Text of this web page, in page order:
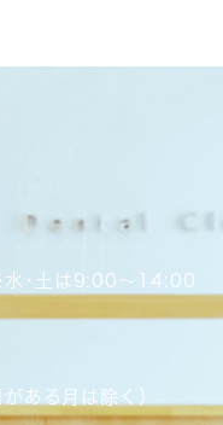
･土は9:00～14:00
ある月は除く）